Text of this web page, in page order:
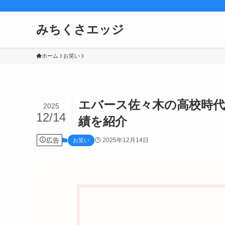
みちくさエッジ
ホーム お笑い
エバース佐々木の高校時
績を紹介
2025
12/14
広告 お笑い 2025年12月14日